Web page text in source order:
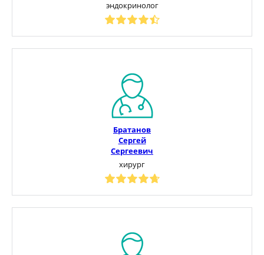
эндокринолог
Братанов
Сергей
Сергеевич
хирург